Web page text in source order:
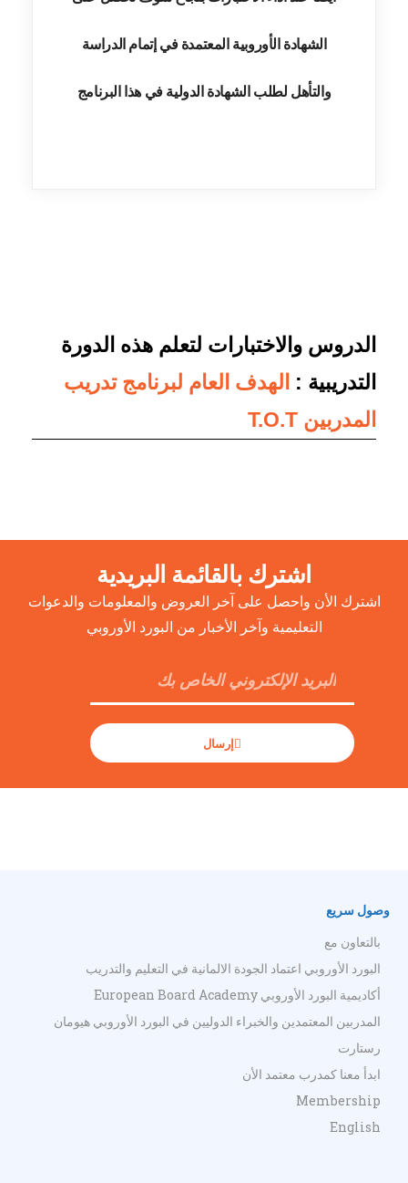
الشهادة الأوروبية المعتمدة في إتمام الدراسة
والتأهل لطلب الشهادة الدولية في هذا البرنامج
الدروس والاختبارات لتعلم هذه الدورة
التدريبية : الهدف العام لبرنامج تدريب
المدربين T.O.T
اشترك بالقائمة البريدية
اشترك الأن واحصل على آخر العروض والمعلومات والدعوات
التعليمية وآخر الأخبار من البورد الأوروبي
إرسال
وصول سريع
بالتعاون مع
البورد الأوروبي اعتماد الجودة الالمانية في التعليم والتدريب
أكاديمية البورد الأوروبي European Board Academy
المدربين المعتمدين والخبراء الدوليين في البورد الأوروبي هيومان
رستارت
ابدأ معنا كمدرب معتمد الأن
Membership
English